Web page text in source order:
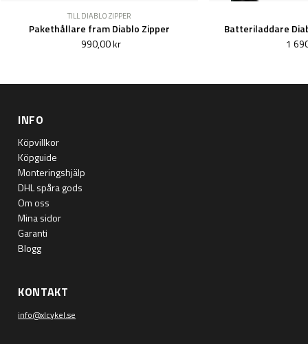
TILL DIABLO ZIPPER
Pakethållare fram Diablo Zipper
990,00 kr
Batteriladdare
1
INFO
Köpvillkor
Köpguide
Monteringshjälp
DHL spåra gods
Om oss
Mina sidor
Garanti
Blogg
KONTAKT
info@xlcykel.se